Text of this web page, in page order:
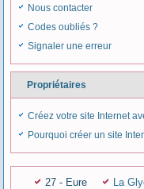
Nous contacter
Codes oubliés ?
Signaler une erreur
Propriétaires
Créez votre site Internet
Pourquoi créer un site
27 - Eure La